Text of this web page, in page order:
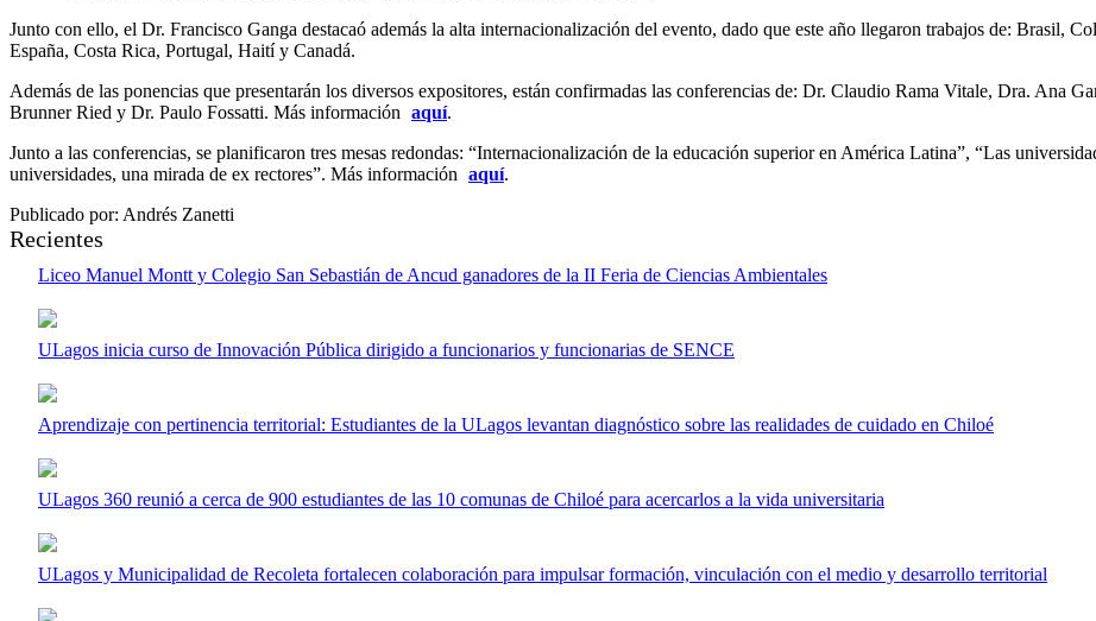
Junto con ello, el Dr. Francisco Ganga destacaó además la alta internacionalización del evento, dado que este año llegaron trabajos de: Brasil,
España, Costa Rica, Portugal, Haití y Canadá.
Además de las ponencias que presentarán los diversos expositores, están confirmadas las conferencias de: Dr. Claudio Rama Vitale, Dra. Ana
Brunner Ried y Dr. Paulo Fossatti. Más información aquí.
Junto a las conferencias, se planificaron tres mesas redondas: “Internacionalización de la educación superior en América Latina”, “Las
universidades, una mirada de ex rectores”. Más información aquí.
Publicado por: Andrés Zanetti
Recientes
Liceo Manuel Montt y Colegio San Sebastián de Ancud ganadores de la II Feria de Ciencias Ambientales
ULagos inicia curso de Innovación Pública dirigido a funcionarios y funcionarias de SENCE
Aprendizaje con pertinencia territorial: Estudiantes de la ULagos levantan diagnóstico sobre las realidades de cuidado en Chiloé
ULagos 360 reunió a cerca de 900 estudiantes de las 10 comunas de Chiloé para acercarlos a la vida universitaria
ULagos y Municipalidad de Recoleta fortalecen colaboración para impulsar formación, vinculación con el medio y desarrollo territorial